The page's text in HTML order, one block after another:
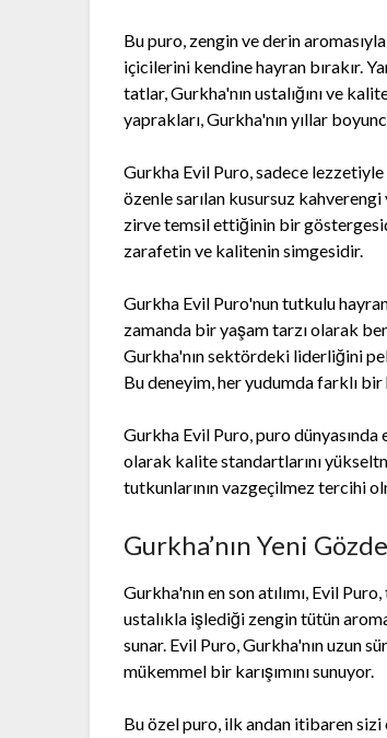
Bu puro, zengin ve derin
içicilerini kendine hayran bırakır.
tatlar, Gurkha'nın ustalığını ve
yaprakları, Gurkha'nın yıllar
Gurkha Evil Puro, sadece
özenle sarılan kusursuz
zirve temsil ettiğinin bir
zarafetin ve kalitenin simgesidir.
Gurkha Evil Puro'nun tutkulu
zamanda bir yaşam tarzı olarak
Gurkha'nın sektördeki liderliğini
Bu deneyim, her yudumda farklı
Gurkha Evil Puro, puro
olarak kalite standartlarını
tutkunlarının vazgeçilmez tercihi
Gurkha’nın Yeni
Gurkha'nın en son atılımı, Evil
ustalıkla işlediği zengin tütün
sunar. Evil Puro, Gurkha'nın uzun
mükemmel bir karışımını sunuyor.
Bu özel puro, ilk andan itibaren